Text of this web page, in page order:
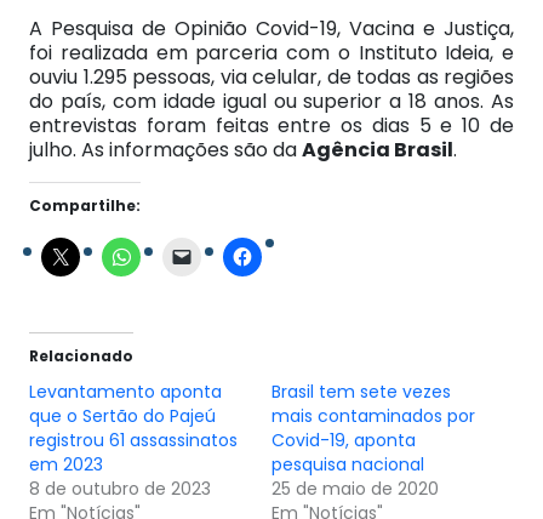
A Pesquisa de Opinião Covid-19, Vacina e Justiça,
foi realizada em parceria com o Instituto Ideia, e
ouviu 1.295 pessoas, via celular, de todas as regiões
do país, com idade igual ou superior a 18 anos. As
entrevistas foram feitas entre os dias 5 e 10 de
julho. As informações são daAgência Brasil.
Compartilhe:
Relacionado
Levantamento aponta
que o Sertão do Pajeú
registrou 61 assassinatos
em 2023
8 de outubro de 2023
Em "Notícias"
Brasil tem sete vezes
mais contaminados por
Covid-19, aponta
pesquisa nacional
25 de maio de 2020
Em "Notícias"